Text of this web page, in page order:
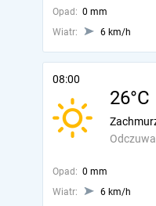
Opad: 0 mm
Wiatr:
6 km/h
08:00
26°C
Opad: 0 mm
Wiatr:
6 km/h